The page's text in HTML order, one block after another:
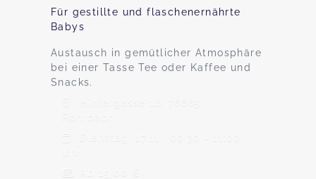
Für gestillte und flaschenernährte
Babys
Austausch in gemütlicher Atmosphäre
bei einer Tasse Tee oder Kaffee und
Snacks.
Hintergasse 18, 76865
Rohrbach
Dienstag, 17.11., 09:30 - 11:00
Ab 15,00 €